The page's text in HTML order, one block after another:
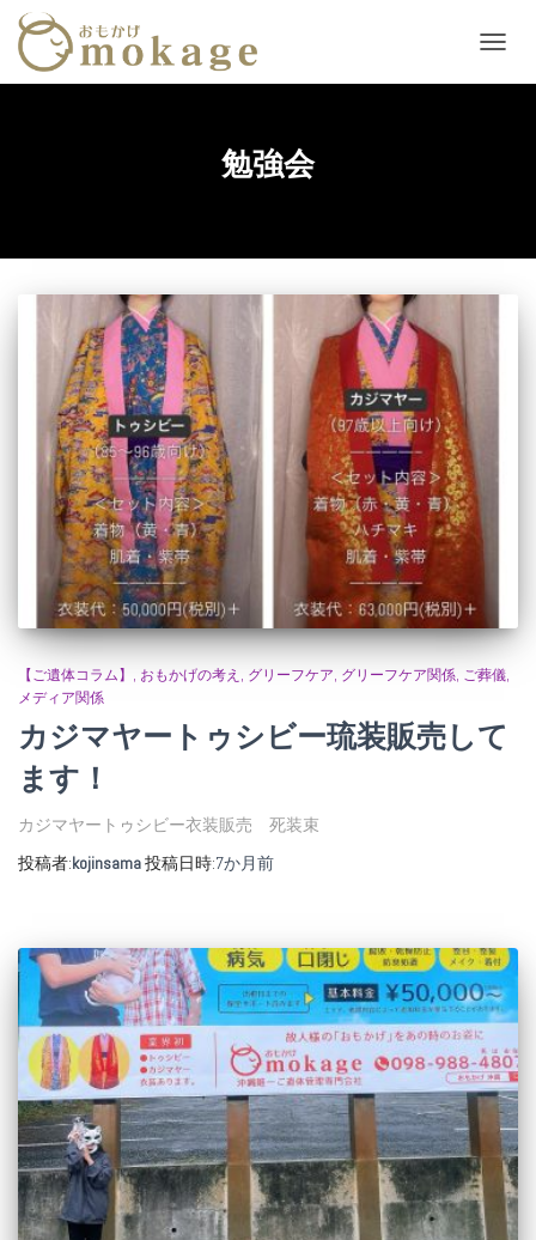
ビ
り
勉強会
【ご遺体コラム】 おもかげの考え グリーフケア グリーフケア関係 ご葬儀
メディア関係
カジマヤートゥシビー琉装販売して
ます！
カジマヤートゥシビー衣装販売 死装束
投稿者:kojinsama投稿日時:7か月前